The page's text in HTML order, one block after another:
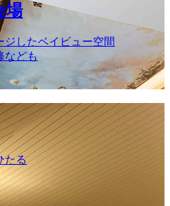
場
ジしたベイビュー空間
なども
たる